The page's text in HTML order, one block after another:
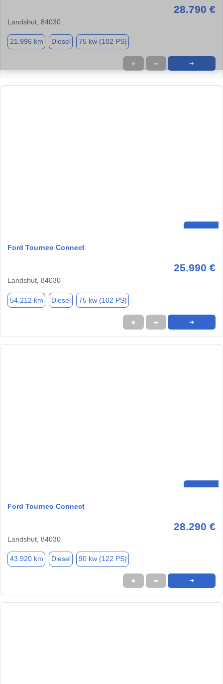
28.790 €
Landshut, 84030
21.996 km Diesel 75 kw (102 PS)
★ ➦ ➜
Ford Tourneo Connect
25.990 €
Landshut, 84030
54.212 km Diesel 75 kw (102 PS)
★ ➦ ➜
Ford Tourneo Connect
28.290 €
Landshut, 84030
43.920 km Diesel 90 kw (122 PS)
★ ➦ ➜